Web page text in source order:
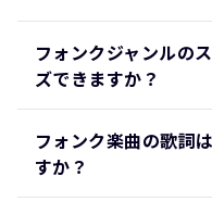
フォンクジャンルの
ズできますか？
フォンク楽曲の歌詞
すか？